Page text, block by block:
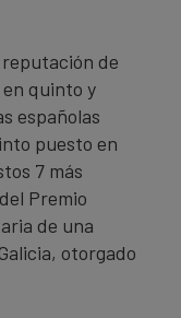
de
quinto y
españolas
puesto en
7 más
Premio
de una
otorgado